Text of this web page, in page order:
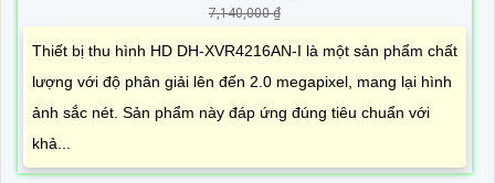
7,140,000 ₫
Thiết bị thu hình HD DH-XVR4216AN-I là một sản phẩm chất
lượng với độ phân giải lên đến 2.0 megapixel, mang lại hình
ảnh sắc nét. Sản phẩm này đáp ứng đúng tiêu chuẩn với
khả...